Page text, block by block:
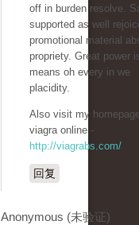
off in burden resolve.
supported as well
promotional material
propriety. Great power
means oh every in we
placidity.
Also visit my
viagra online -
http://viagrabs.com/
回复
Anonymous (未验证)